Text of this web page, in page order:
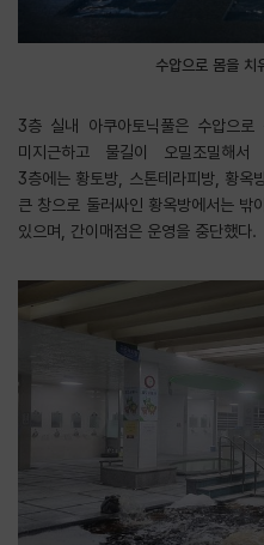
수압으로 몸을 치
3층 실내 아쿠아토닉풀은 수압으
미지근하고 물길이 오밀조밀해서
3층에는 황토방, 스톤테라피방, 황옥
큰 창으로 둘러싸인 황옥방에서는 밖
있으며, 간이매점은 운영을 중단했다.